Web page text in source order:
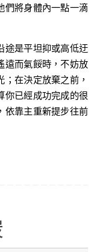
們將身體內一點一滴
是平坦抑或高低迂
遠而氣餒時，不妨放
在決定放棄之前，
你已經成功完成的很
依靠主重新提步往前